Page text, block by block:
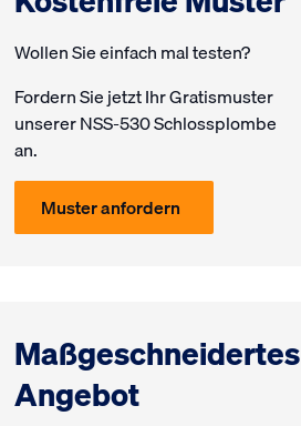
Wollen Sie einfach mal testen?
Fordern Sie jetzt Ihr Gratis­muster
unserer NSS-530 Schlossplombe
an.
Muster anfordern
Maßgeschneidertes
Angebot